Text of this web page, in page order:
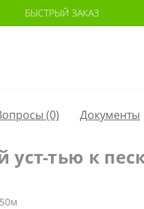
БЫСТРЫЙ ЗАКАЗ
(0) Документы
тью к